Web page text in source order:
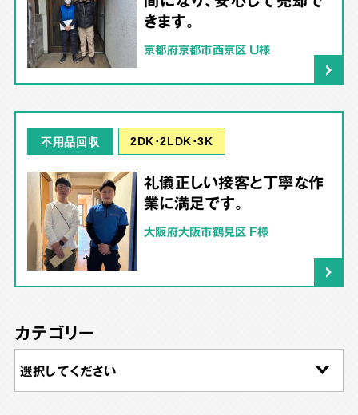
きます。
京都府京都市西京区 U様
不用品回収 2DK･2LDK･3K
礼儀正しい接客と丁寧な作
業に満足です。
大阪府大阪市鶴見区 F様
カテゴリー